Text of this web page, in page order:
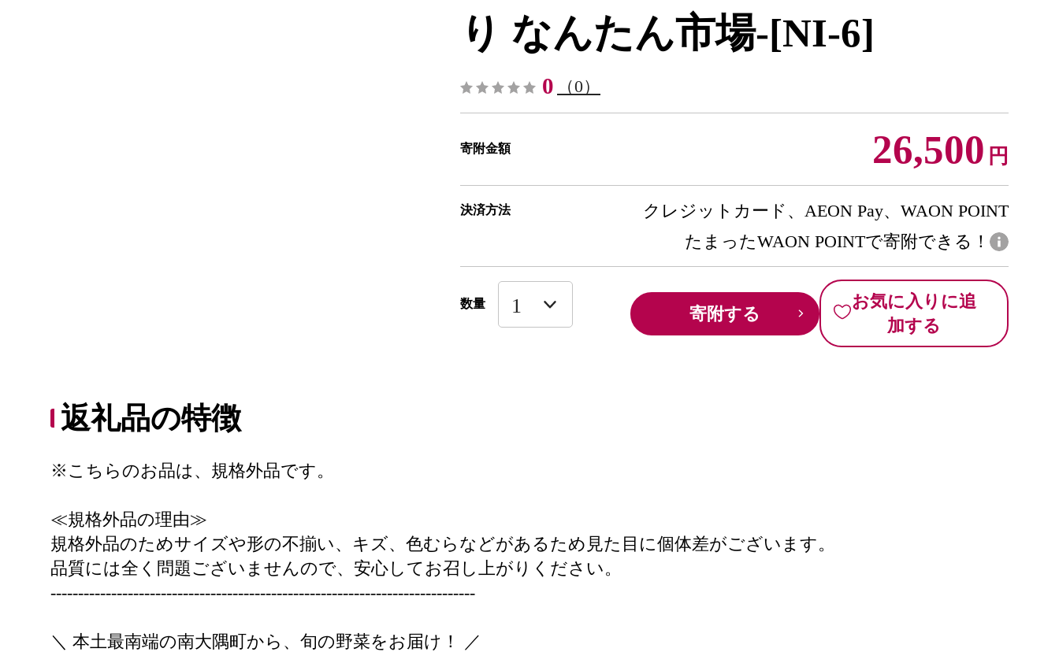
り なんたん市場-[NI-6]
0 （0）
寄附金額 26,500 円
決済方法
クレジットカード、AEON Pay、WAON POINT
たまったWAON POINTで寄附できる！
数量 寄附する
お気に入りに追
加する
返礼品の特徴
※こちらのお品は、規格外品です。
≪規格外品の理由≫
規格外品のためサイズや形の不揃い、キズ、色むらなどがあるため見た目に個体差がございます。
品質には全く問題ございませんので、安心してお召し上がりください。
-----------------------------------------------------------------------------
＼ 本土最南端の南大隅町から、旬の野菜をお届け！ ／